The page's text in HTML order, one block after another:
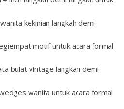
kekinian langkah demi
motif untuk acara formal
bulat vintage langkah demi
wanita untuk acara formal